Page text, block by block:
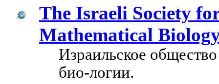
The Israeli Society
Mathematical
Израильское
био-логии.